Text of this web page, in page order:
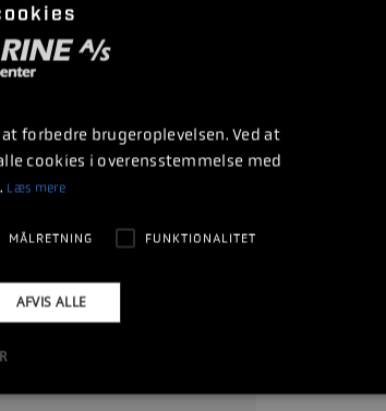
forbedre brugeroplevelsen. Ved at
cookies i overensstemmelse med
Læs mere
MÅLRETNING FUNKTIONALITET
AFVIS ALLE